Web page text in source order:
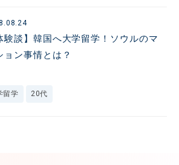
験談】韓国へ大学留学！ソウルのマ
ョン事情とは？
留学 20代